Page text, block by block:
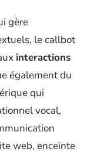
gère
le callbot
interactions
également du
qui
vocal,
web, enceinte